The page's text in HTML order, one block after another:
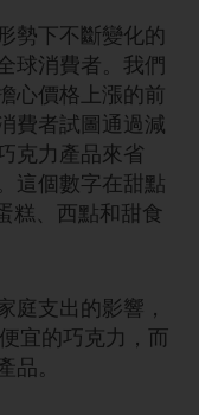
勢下不斷變化的
球消費者。我們
心價格上漲的前
費者試圖通過減
克力產品來省
這個數字在甜點
糕、西點和甜食
庭支出的影響，
宜的巧克力，而
。